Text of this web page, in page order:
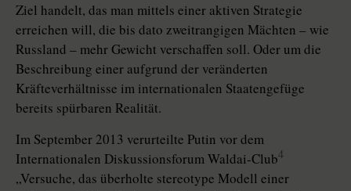
Ziel handelt, das man mittels einer aktiven Strategie
erreichen will, die bis dato zweitrangigen Mächten – wie
Russland – mehr Gewicht verschaffen soll. Oder um die
Beschreibung einer aufgrund der veränderten
Kräfteverhältnisse im internationalen Staatengefüge
bereits spürbaren Realität.
Im September 2013 verurteilte Putin vor dem
Internationalen Diskus­sions­forum Waldai-Club4
„Versuche, das überholte stereotype Modell einer